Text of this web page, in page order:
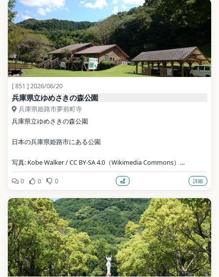
[ 851 ] 2026/06/20
兵庫県立ゆめさきの森公園
兵庫県姫路市夢前町寺
兵庫県立ゆめさきの森公園
日本の兵庫県姫路市にある公園
写真: Kobe Walker / CC BY-SA 4.0（Wikimedia Commons）
地点データ: Wikidata (CC0)
0 0 0 詳細